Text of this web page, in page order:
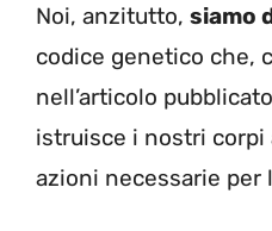
Noi, anzitutto, siamo
codice genetico che,
nell’articolo
istruisce i nostri
azioni necessarie per